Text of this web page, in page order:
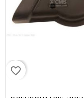
favorite_border